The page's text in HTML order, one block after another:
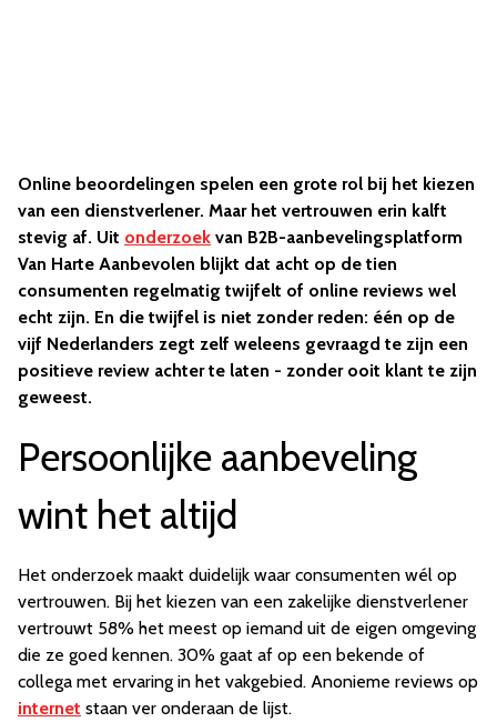
Online beoordelingen spelen een grote rol bij het kiezen
van een dienstverlener. Maar het vertrouwen erin kalft
stevig af. Uit onderzoek van B2B-aanbevelingsplatform
Van Harte Aanbevolen blijkt dat acht op de tien
consumenten regelmatig twijfelt of online reviews wel
echt zijn. En die twijfel is niet zonder reden: één op de
vijf Nederlanders zegt zelf weleens gevraagd te zijn een
positieve review achter te laten - zonder ooit klant te zijn
geweest.
Persoonlijke aanbeveling
wint het altijd
Het onderzoek maakt duidelijk waar consumenten wél op
vertrouwen. Bij het kiezen van een zakelijke dienstverlener
vertrouwt 58% het meest op iemand uit de eigen omgeving
die ze goed kennen. 30% gaat af op een bekende of
collega met ervaring in het vakgebied. Anonieme reviews op
internet staan ver onderaan de lijst.